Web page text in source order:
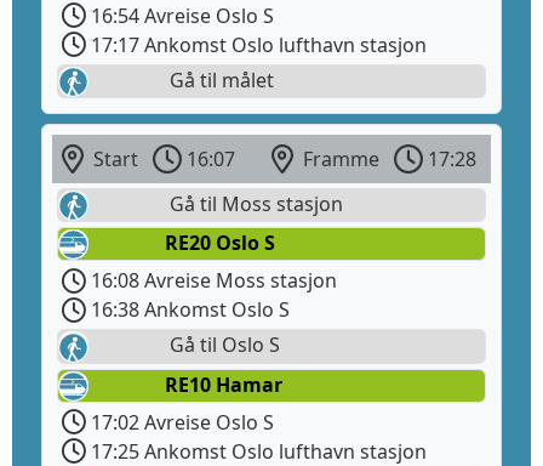
16:54 Avreise Oslo S
17:17 Ankomst Oslo lufthavn stasjon
Gå til målet
Start 16:07 Framme
17:28
Gå til Moss stasjon
RE20 Oslo S
16:08 Avreise Moss stasjon
16:38 Ankomst Oslo S
Gå til Oslo S
RE10 Hamar
17:02 Avreise Oslo S
17:25 Ankomst Oslo lufthavn stasjon